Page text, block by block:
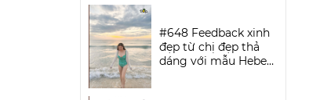
#648 Feedback xinh
đẹp từ chị đẹp thả
dáng với mẫu Hebe